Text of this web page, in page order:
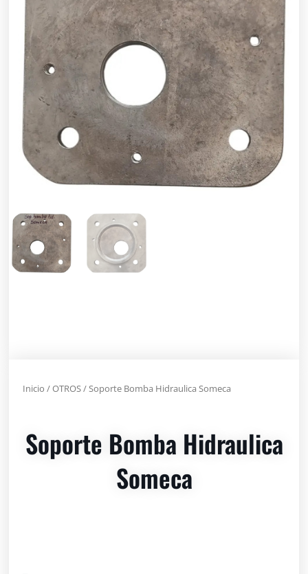
Inicio /OTROS/ Soporte Bomba Hidraulica Someca
Soporte Bomba Hidraulica
Someca